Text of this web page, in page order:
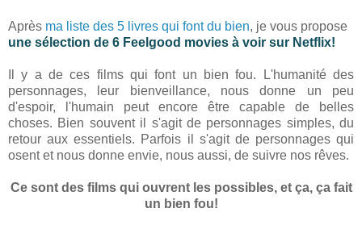
Après ma liste des 5 livres qui font du bien, je vous propose
une sélection de 6 Feelgood movies à voir sur Netflix!
Il y a de ces films qui font un bien fou. L'humanité des
personnages, leur bienveillance, nous donne un peu
d'espoir, l'humain peut encore être capable de belles
choses. Bien souvent il s'agit de personnages simples, du
retour aux essentiels. Parfois il s'agit de personnages qui
osent et nous donne envie, nous aussi, de suivre nos rêves.
Ce sont des films qui ouvrent les possibles, et ça, ça fait
un bien fou!